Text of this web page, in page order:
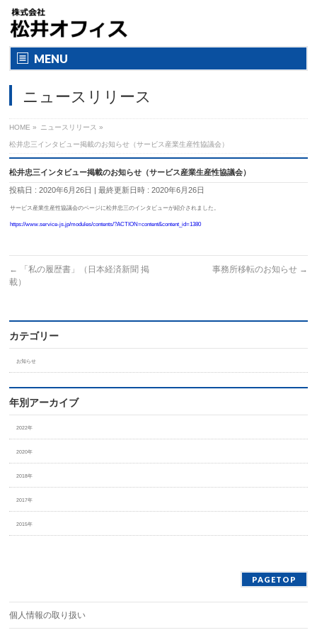
MENU
ニュースリリース
HOME » ニュースリリース »
松井忠三インタビュー掲載のお知らせ（サービス産業生産性協議会）
松井忠三インタビュー掲載のお知らせ（サービス産業生産性協議会）
投稿日 : 2020年6月26日 最終更新日時 : 2020年6月26日
サービス産業生産性協議会のページに松井忠三のインタビューが紹介されました。
https://www.service-js.jp/modules/contents/?ACTION=content&content_id=1380
←
「私の履歴書」（日本経済新聞 掲
載）
事務所移転のお知らせ →
カテゴリー
お知らせ
年別アーカイブ
2022年
2020年
2018年
2017年
2015年
PAGETOP
個人情報の取り扱い